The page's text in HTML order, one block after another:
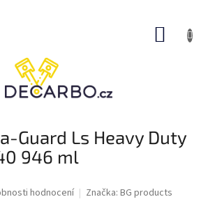
Guard Ls Heavy Duty
946 ml
hodnocení Značka: BG products